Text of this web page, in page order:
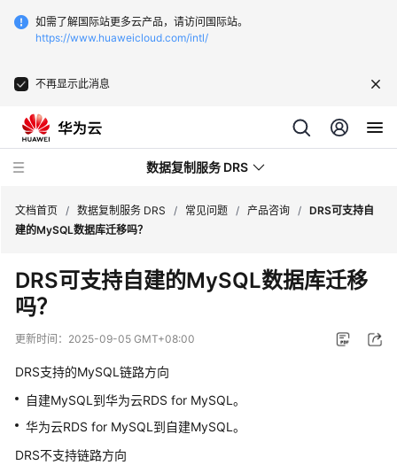
如需了解国际站更多云产品，请访问国际站。
https://www.huaweicloud.com/intl/
不再显示此消息
数据复制服务 DRS
新
动
产
介
绍
计
文档首页 / 数据复制服务 DRS / 常见问题 / 产品咨询 / DRS可支持自
建的MySQL数据库迁移吗？
DRS可支持自建的MySQL数据库迁移
吗？
更新时间： 2025-09-05 GMT+08:00
DRS支持的MySQL链路方向
自建MySQL到华为云RDS for MySQL。
华为云RDS for MySQL到自建MySQL。
DRS不支持链路方向